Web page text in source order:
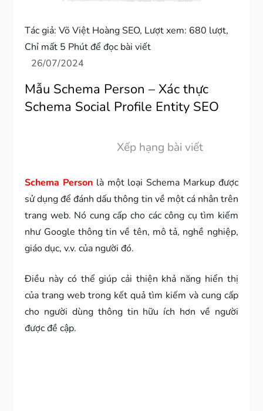
Tác giả:Võ Việt Hoàng SEO, Lượt xem: 680 lượt,
Chỉ mất 5 Phút để đọc bài viết
Mẫu Schema Person – Xác thực
Schema Social Profile Entity SEO
Xếp hạng bài viết
Schema Person là một loại Schema Markup được
sử dụng để đánh dấu thông tin về một cá nhân trên
trang web. Nó cung cấp cho các công cụ tìm kiếm
như Google thông tin về tên, mô tả, nghề nghiệp,
giáo dục, v.v. của người đó.
Điều này có thể giúp cải thiện khả năng hiển thị
của trang web trong kết quả tìm kiếm và cung cấp
cho người dùng thông tin hữu ích hơn về người
được đề cập.